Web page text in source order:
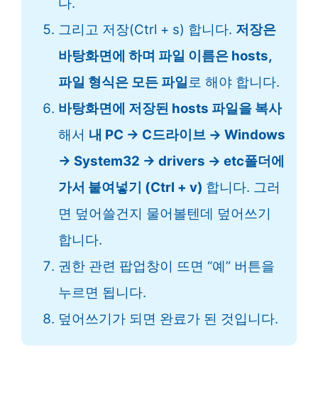
그리고 저장(Ctrl + s) 합니다. 저장은
바탕화면에 하며 파일 이름은 hosts,
파일 형식은 모든 파일로 해야 합니다.
바탕화면에 저장된 hosts 파일을 복사
해서 내 PC → C드라이브 → Windows
→ System32 → drivers → etc폴더에
가서 붙여넣기 (Ctrl + v) 합니다. 그러
면 덮어쓸건지 물어볼텐데 덮어쓰기
합니다.
권한 관련 팝업창이 뜨면 “예” 버튼을
누르면 됩니다.
덮어쓰기가 되면 완료가 된 것입니다.